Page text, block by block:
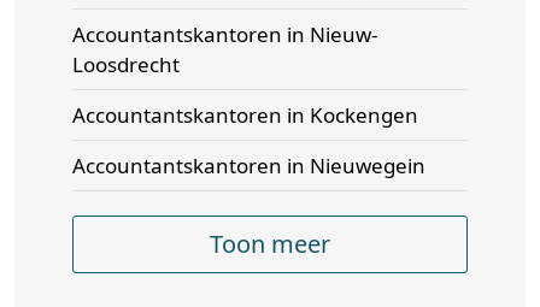
Accountantskantoren in Nieuw-
Loosdrecht
Accountantskantoren in Kockengen
Accountantskantoren in Nieuwegein
Toon meer